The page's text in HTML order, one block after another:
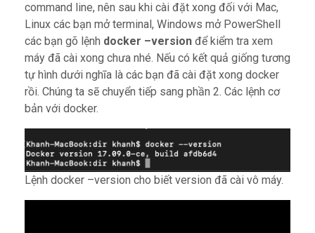
command line, nên sau khi cài đặt xong đối với Mac,
Linux các bạn mở terminal, Windows mở PowerShell
các bạn gõ lệnh docker –version để kiểm tra xem
máy đã cài xong chưa nhé. Nếu có kết quả giống tương
tự hình dưới nghĩa là các bạn đã cài đặt xong docker
rồi. Chúng ta sẽ chuyển tiếp sang phần 2. Các lệnh cơ
bản với docker.
Lệnh docker –version cho biết version đã cài vô máy.